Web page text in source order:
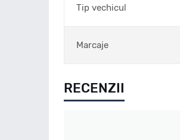
Tip vechicul
Marcaje
RECENZII